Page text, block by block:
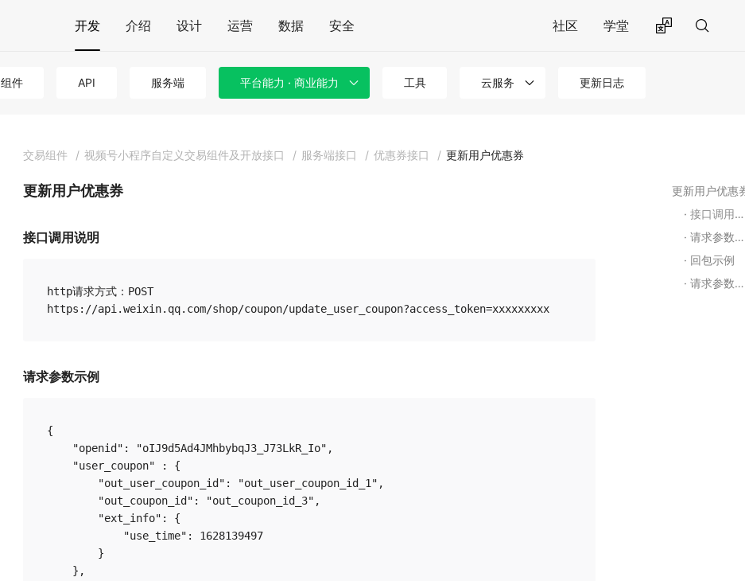
开发 介绍 设计 运营 数据 安全 社区 学堂
组件 API 服务端 平台能力 · 商业能力 工具 云服务 更新日志
交易组件 / 视频号小程序自定义交易组件及开放接口 / 服务端接口 / 优惠券接口 / 更新用户优惠券
更新用户优惠券
接口调用说明
http请求方式：POST
请求参数示例
{
    "openid": "oIJ9d5Ad4JMhbybqJ3_J73LkR_Io",
    "user_coupon" : {
        "out_user_coupon_id": "out_user_coupon_id_1",
        "out_coupon_id": "out_coupon_id_3",
        "ext_info": {
            "use_time": 1628139497
        }
    },
更新用户优惠
接口调用说明
请求参数示例
回包示例
请求参数说明